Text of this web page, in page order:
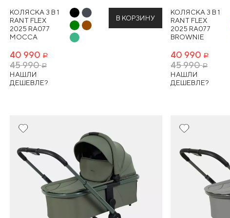
КОЛЯСКА 3 В 1
RANT FLEX
2025 RA077
MOCCA
40 990 Р
45 990Р
НАШЛИ
ДЕШЕВЛЕ?
В КОРЗИНУ
КОЛЯСКА 3 В 1
RANT FLEX
2025 RA077
BROWNIE
40 990 Р
45 990Р
НАШЛИ
ДЕШЕВЛЕ?
Новинка Новинка